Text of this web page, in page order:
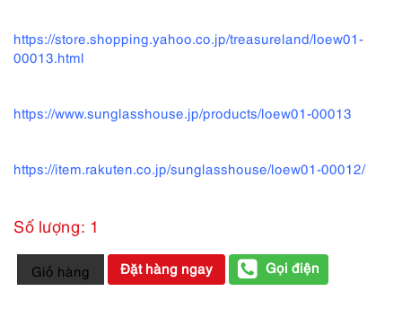
https://store.shopping.yahoo.co.jp/treasureland/loew01-
00013.html
https://www.sunglasshouse.jp/products/loew01-00013
https://item.rakuten.co.jp/sunglasshouse/loew01-00012/
Số lượng: 1
5464-
Gọng
Giỏ hàng Đặt hàng ngay Gọi điện